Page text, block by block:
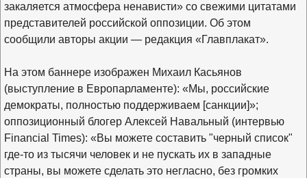
закаляется атмосфера ненависти» со свежими цитатами
представителей российской оппозиции. Об этом
сообщили авторы акции — редакция «Главплакат».
На этом баннере изображен Михаил Касьянов
(выступление в Европарламенте): «Мы, российские
демократы, полностью поддерживаем [санкции]»;
оппозиционный блогер Алексей Навальный (интервью
Financial Times): «Вы можете составить "черный список"
где-то из тысячи человек и не пускать их в западные
страны, вы можете сделать это негласно, без громких